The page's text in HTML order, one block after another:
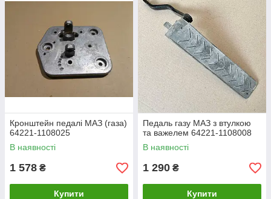
Кронштейн педалі МАЗ (газа)
64221-1108025
В наявності
1 578 ₴
Купити
Педаль газу МАЗ з втулкою
та важелем 64221-1108008
В наявності
1 290 ₴
Купити